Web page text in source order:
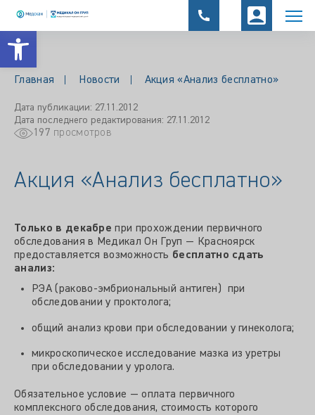
Открыть панель инструментов
Главная Новости Акция «Анализ бесплатно»
Дата публикации: 27.11.2012
Дата последнего редактирования: 27.11.2012
197 просмотров
Акция «Анализ бесплатно»
Только в декабре при прохождении первичного
обследования в Медикал Он Груп — Красноярск
предоставляется возможность бесплатно сдать
анализ:
РЭА (раково-эмбриональный антиген) при
обследовании у проктолога;
общий анализ крови при обследовании у гинеколога;
микроскопическое исследование мазка из уретры
при обследовании у уролога.
Обязательное условие — оплата первичного
комплексного обследования, стоимость которого